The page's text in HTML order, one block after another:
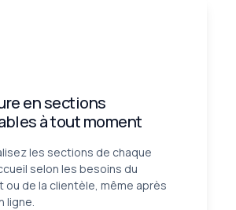
en sections
à tout moment
les sections de chaque
selon les besoins du
ou de la clientèle, même après
ligne.